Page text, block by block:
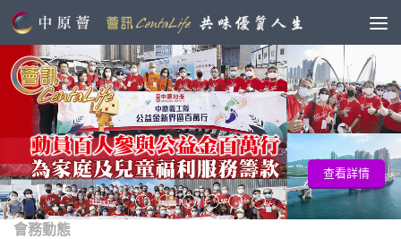
查看詳情
會務動態